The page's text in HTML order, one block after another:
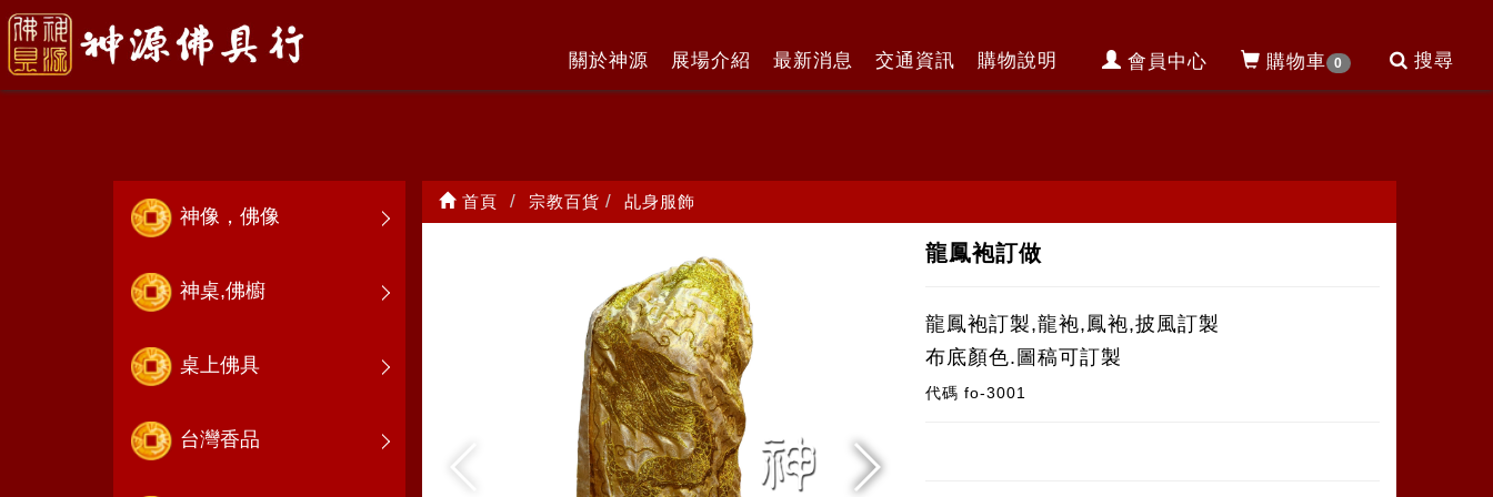
會員中心 購物車 0 搜尋
關於神源 展場介紹 最新消息 交通資訊 購物說明
乩身服飾
神像，佛像
神桌,佛櫥
桌上佛具
台灣香品
首頁 宗教百貨 乩身服飾
龍鳳袍訂做
龍鳳袍訂製,龍袍,鳳袍,披風訂製
布底顏色.圖稿可訂製
代碼fo-3001